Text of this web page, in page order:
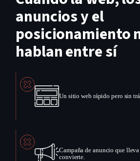
anuncios y el
posicionamiento
hablan entre sí
Un sitio web rápido pero sin
Campaña de anuncio que
convierte.